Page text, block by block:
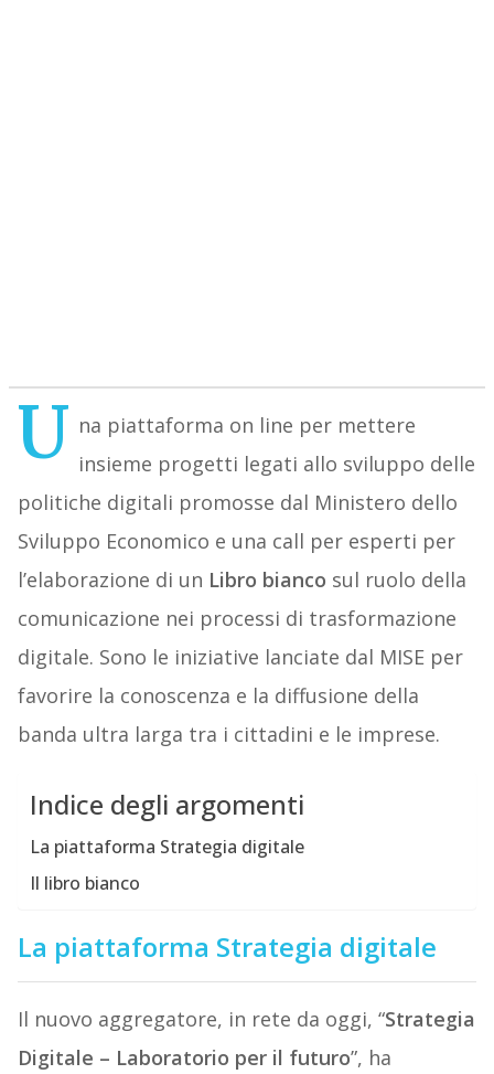
U na piattaforma on line per mettere
insieme progetti legati allo sviluppo delle
politiche digitali promosse dal Ministero dello
Sviluppo Economico e una call per esperti per
l’elaborazione di un Libro bianco sul ruolo della
comunicazione nei processi di trasformazione
digitale. Sono le iniziative lanciate dal MISE per
favorire la conoscenza e la diffusione della
banda ultra larga tra i cittadini e le imprese.
Indice degli argomenti
La piattaforma Strategia digitale
Il libro bianco
La piattaforma Strategia digitale
Il nuovo aggregatore, in rete da oggi, “Strategia
Digitale – Laboratorio per il futuro”, ha